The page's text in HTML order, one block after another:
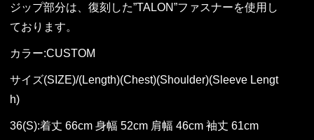
ジップ部分は、復刻した”TALON”ファスナーを使用し
ております。
カラー:CUSTOM
サイズ(SIZE)/(Length)(Chest)(Shoulder)(Sleeve Lengt
h)
36(S):着丈 66cm 身幅 52cm 肩幅 46cm 袖丈 61cm